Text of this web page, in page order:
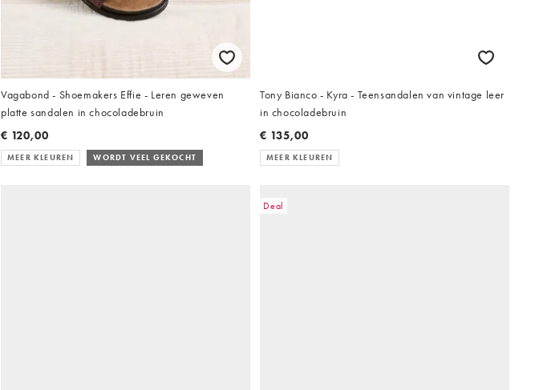
Vagabond - Shoemakers Effie - Leren geweven
platte sandalen in chocoladebruin
€ 120,00
MEER KLEUREN WORDT VEEL GEKOCHT
Tony Bianco - Kyra - Teensandalen van vintage leer
in chocoladebruin
€ 135,00
MEER KLEUREN
Deal